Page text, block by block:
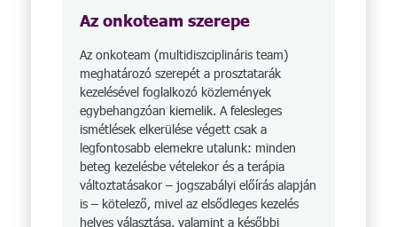
Az onkoteam szerepe
Az onkoteam (multidiszciplináris team)
meghatározó szerepét a prosztatarák
kezelésével foglalkozó közlemények
egybehangzóan kiemelik. A felesleges
ismétlések elkerülése végett csak a
legfontosabb elemekre utalunk: minden
beteg kezelésbe vételekor és a terápia
változtatásakor – jogszabályi előírás alapján
is – kötelező, mivel az elsődleges kezelés
helyes választása, valamint a későbbi